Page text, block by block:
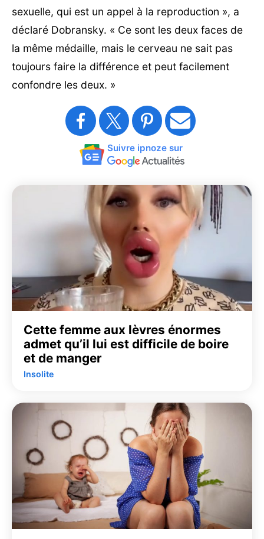
sexuelle, qui est un appel à la reproduction », a
déclaré Dobransky. « Ce sont les deux faces de
la même médaille, mais le cerveau ne sait pas
toujours faire la différence et peut facilement
confondre les deux. »
Suivre ipnoze sur
Cette femme aux lèvres énormes
admet qu’il lui est difficile de boire
et de manger
Insolite